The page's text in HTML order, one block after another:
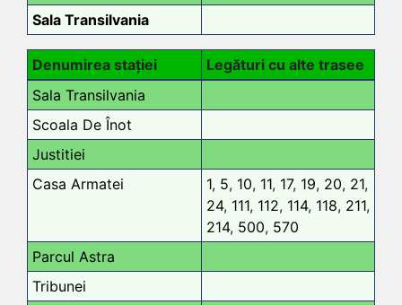
Sala Transilvania
Denumirea stației
Legături cu alte trasee
Sala Transilvania
Scoala De Înot
Justitiei
Casa Armatei
1, 5, 10, 11, 17, 19, 20, 21,
24, 111, 112, 114, 118, 211,
214, 500, 570
Parcul Astra
Tribunei